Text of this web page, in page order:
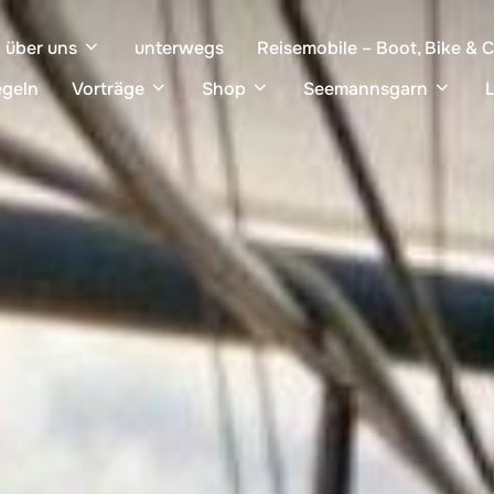
über uns unterwegs Reisemobile – Boot, Bike &
Vorträge Shop Seemannsgarn